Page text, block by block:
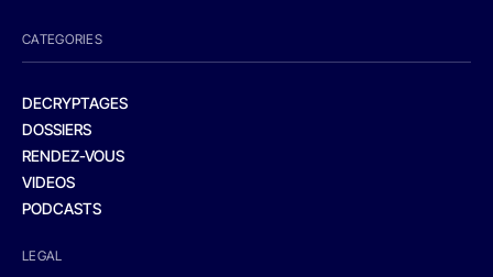
CATEGORIES
DECRYPTAGES
DOSSIERS
RENDEZ-VOUS
VIDEOS
PODCASTS
LEGAL